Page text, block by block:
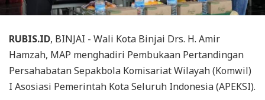
RUBIS.ID, BINJAI - Wali Kota Binjai Drs. H. Amir
Hamzah, MAP menghadiri Pembukaan Pertandingan
Persahabatan Sepakbola Komisariat Wilayah (Komwil)
I Asosiasi Pemerintah Kota Seluruh Indonesia (APEKSI).